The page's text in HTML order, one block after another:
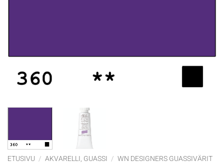
ETUSIVU / AKVARELLI, GUASSI / WN DESIGNERS GUASSIVÄRIT